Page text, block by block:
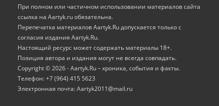
При полном или частичном использовании материалов сайта
ссылка на Aartyk.ru oбязательна.
Перепечатка материалов Aartyk.Ru допускается только с
согласия издания Aartyk.Ru.
Настоящий ресурс может содержать материалы 18+.
Позиция автора и издания могут не всегда совпадать.
Copyright © 2026 - Aartyk.Ru – хроника, события и факты.
Телефон: +7 (964) 415 5623
Электронная почта: Aartyk2011@mail.ru